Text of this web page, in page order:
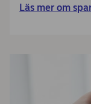
Läs mer om